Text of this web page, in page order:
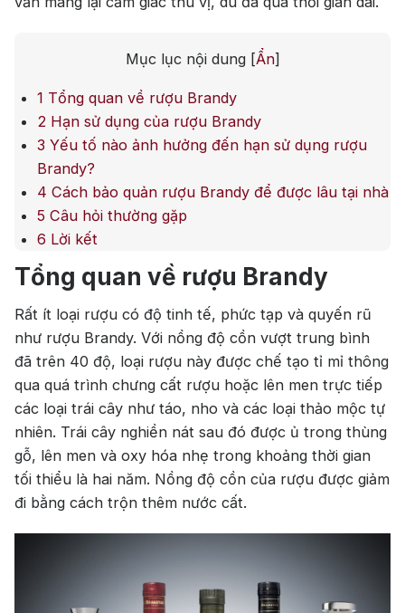
Mục lục nội dung [Ẩn]
1 Tổng quan về rượu Brandy
2 Hạn sử dụng của rượu Brandy
3 Yếu tố nào ảnh hưởng đến hạn sử dụng rượu
Brandy?
4 Cách bảo quản rượu Brandy để được lâu tại nhà
5Câu hỏi thường gặp
6 Lời kết
Tổng quan về rượu Brandy
Rất ít loại rượu có độ tinh tế, phức tạp và quyến rũ
như rượu Brandy. Với nồng độ cồn vượt trung bình
đã trên 40 độ, loại rượu này được chế tạo tỉ mỉ thông
qua quá trình chưng cất rượu hoặc lên men trực tiếp
các loại trái cây như táo, nho và các loại thảo mộc tự
nhiên. Trái cây nghiền nát sau đó được ủ trong thùng
gỗ, lên men và oxy hóa nhẹ trong khoảng thời gian
tối thiểu là hai năm. Nồng độ cồn của rượu được giảm
đi bằng cách trộn thêm nước cất.